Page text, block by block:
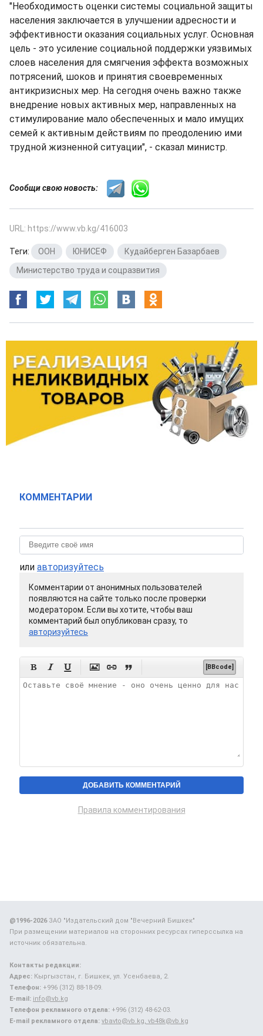
"Необходимость оценки системы социальной защиты
населения заключается в улучшении адресности и
эффективности оказания социальных услуг. Основная
цель - это усиление социальной поддержки уязвимых
слоев населения для смягчения эффекта возможных
потрясений, шоков и принятия своевременных
антикризисных мер. На сегодня очень важно также
внедрение новых активных мер, направленных на
стимулирование мало обеспеченных и мало имущих
семей к активным действиям по преодолению ими
трудной жизненной ситуации", - сказал министр.
Сообщи свою новость:
URL: https://www.vb.kg/416003
Теги: ООН ЮНИСЕФ Кудайберген Базарбаев
Министерство труда и соцразвития
КОММЕНТАРИИ
или авторизуйтесь
Комментарии от анонимных пользователей
появляются на сайте только после проверки
модератором. Если вы хотите, чтобы ваш
комментарий был опубликован сразу, то
авторизуйтесь
      [BBcode]
Правила комментирования
@1996-2026ЗАО "Издательский дом "Вечерний Бишкек"
При размещении материалов на сторонних ресурсах гиперссылка на
источник обязательна.
Контакты редакции:
Адрес: Кыргызстан, г. Бишкек, ул. Усенбаева, 2.
Телефон: +996 (312) 88-18-09.
E-mail: info@vb.kg
Телефон рекламного отдела: +996 (312) 48-62-03.
E-mail рекламного отдела: vbavto@vb.kg, vb48k@vb.kg